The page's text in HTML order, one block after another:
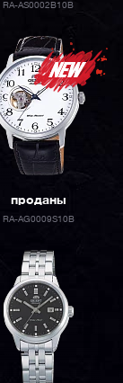
RA-AS0002B10B
проданы
RA-AG0009S10B